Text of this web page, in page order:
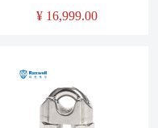
3000mm,Φ200*尼龙万向轮带刹
¥ 16,999.00